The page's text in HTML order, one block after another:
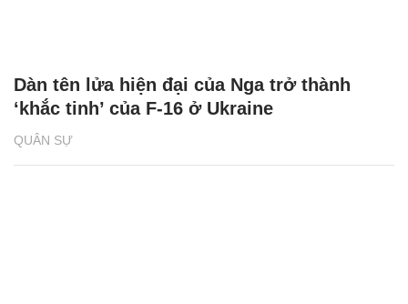
QUÂN SỰ
Dàn tên lửa hiện đại của Nga trở thành
‘khắc tinh’ của F-16 ở Ukraine